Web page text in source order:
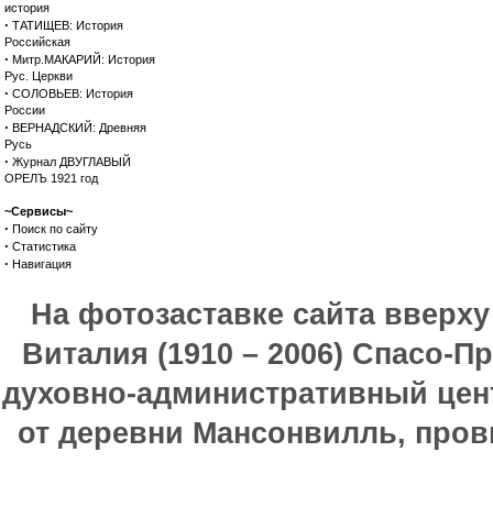
история
· ТАТИЩЕВ: История
Российская
· Митр.МАКАРИЙ: История
Рус. Церкви
· СОЛОВЬЕВ: История
России
· ВЕРНАДСКИЙ: Древняя
Русь
· Журнал ДВУГЛАВЫЙ
ОРЕЛЪ 1921 год
~Сервисы~
· Поиск по сайту
· Статистика
· Навигация
На фотозаставке сайта
Виталия (1910 – 2006) Спасо-
духовно-административный
от деревни Мансонвилль,